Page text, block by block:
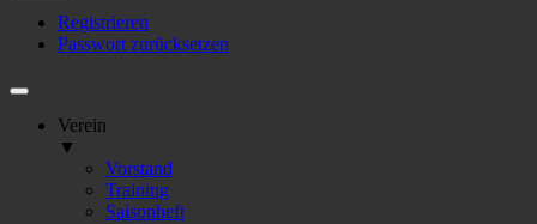
Registrieren
Passwort zurücksetzen
Verein
▼
Vorstand
Training
Saisonheft